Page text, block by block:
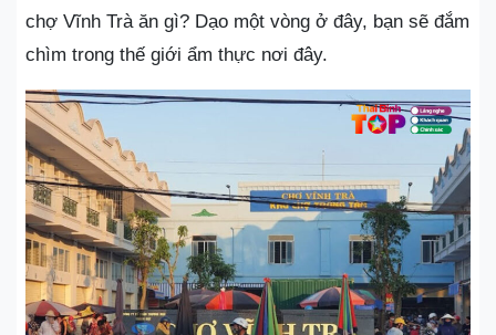
chợ Vĩnh Trà ăn gì? Dạo một vòng ở đây, bạn sẽ đắm
chìm trong thế giới ẩm thực nơi đây.